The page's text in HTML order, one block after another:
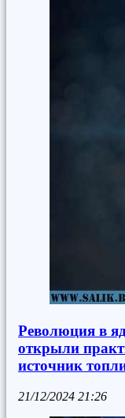
Революция в
открыли
источник
21/12/2024 21:26